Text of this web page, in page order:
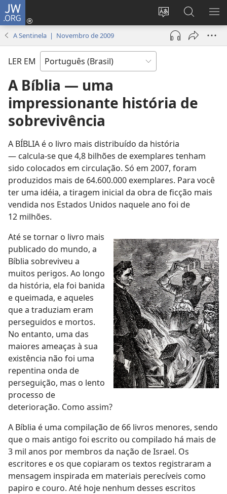
JW.ORG
Mudar
idioma
Log
(abre
janela)
Buscar
no
JW.ORG
A Sentinela | Novembro de 2009
LER EM
A Bíblia — uma
impressionante história de
sobrevivência
A BÍBLIA é o livro mais distribuído da história
— calcula-se que 4,8 bilhões de exemplares tenham
sido colocados em circulação. Só em 2007, foram
produzidos mais de 64.600.000 exemplares. Para você
ter uma idéia, a tiragem inicial da obra de ficção mais
vendida nos Estados Unidos naquele ano foi de
12 milhões.
Até se tornar o livro mais
publicado do mundo, a
Bíblia sobreviveu a
muitos perigos. Ao longo
da história, ela foi banida
e queimada, e aqueles
que a traduziam eram
perseguidos e mortos.
No entanto, uma das
maiores ameaças à sua
existência não foi uma
repentina onda de
perseguição, mas o lento
processo de
deterioração. Como assim?
A Bíblia é uma compilação de 66 livros menores, sendo
que o mais antigo foi escrito ou compilado há mais de
3 mil anos por membros da nação de Israel. Os
escritores e os que copiaram os textos registraram a
mensagem inspirada em materiais perecíveis como
papiro e couro. Até hoje nenhum desses escritos